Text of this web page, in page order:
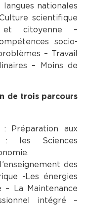
nationales
scientifique
et citoyenne –
socio-
– Travail
– Moins de
de trois parcours
: Préparation aux
: les Sciences
des
-Les énergies
– La Maintenance
intégré –